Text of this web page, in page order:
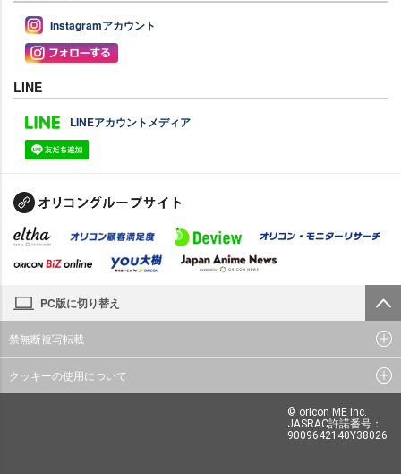
Instagramアカウント
LINE
LINEアカウントメディア
PC版に切り替え
禁無断複写転載
クッキーの使用について
© oricon ME inc.
JASRAC許諾番号：
9009642140Y38026